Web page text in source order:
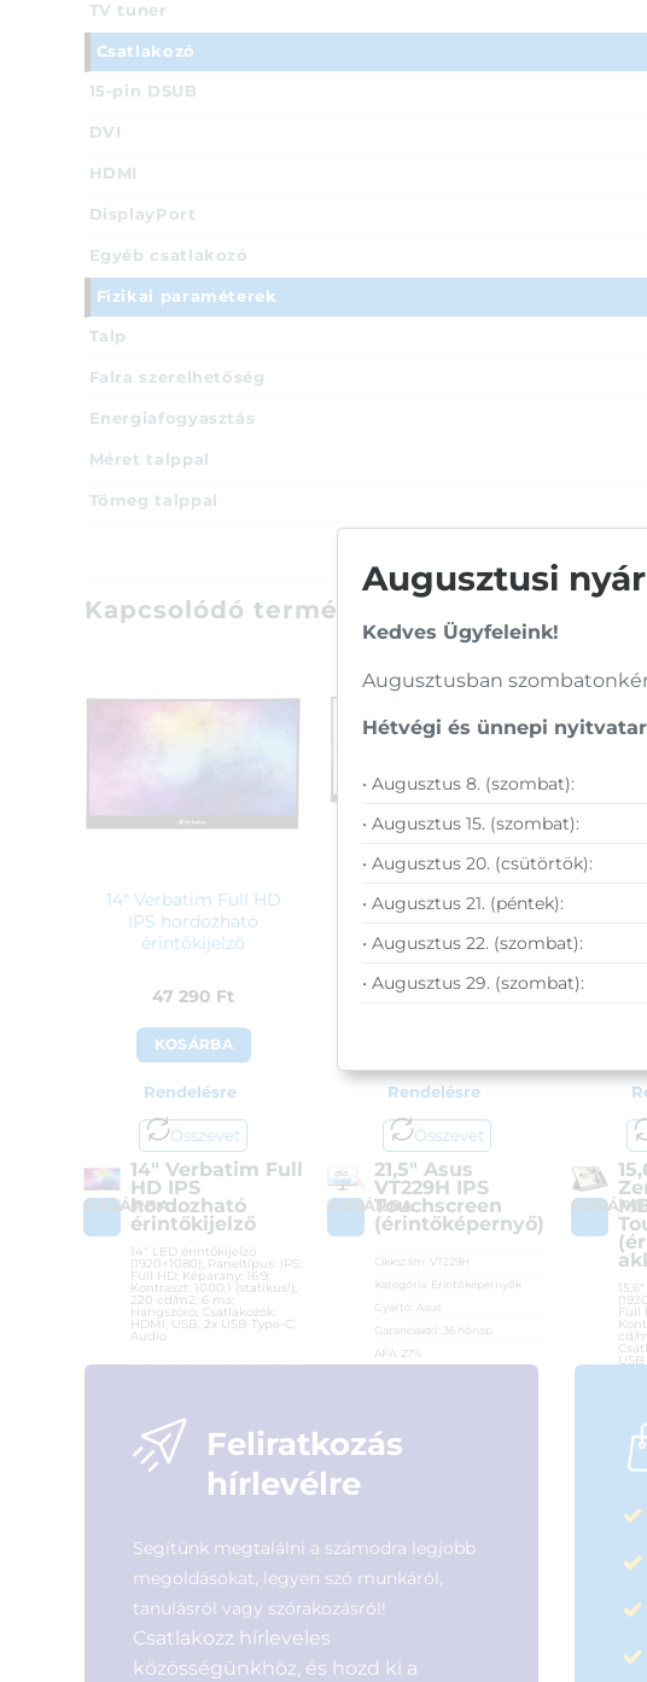
TV tuner
Csatlakozó
15-pin DSUB
DVI
HDMI
DisplayPort
Egyéb csatlakozó
Fizikai paraméterek
Talp
Falra szerelhetőség
Energiafogyasztás
Méret talppal
Tömeg talppal
Kapcsolódó termékek
14″ Verbatim Full HD
IPS hordozható
érintőkijelző
47 290 Ft
KOSÁRBA
Rendelésre
Összevet
KOSÁRBA
14″ Verbatim Full
HD IPS
hordozható
érintőkijelző
14″ LED érintőkijelző
(1920×1080); Paneltípus: IPS;
Full HD; Képarány: 16:9;
Kontraszt: 1000:1 (statikus!);
220 cd/m2; 6 ms;
Hangszóró; Csatlakozók:
HDMI, USB, 2x USB Type-C,
Audio
Verbatim
Garanciaidő:
24 hónap
ÁFA:27%
49428
21,5″ Asus VT229H IPS
(érintőképernyő)
100 990
Rendelésre
Összevet
KOSÁRBA
21,5″ Asus
VT229H IPS
Touchscreen
(érintőképernyő)
Cikkszám: VT229H
Kategória: Érintőképernyők
Gyártó: Asus
Garanciaidő:
36 hónap
ÁFA:
27%
Full
cd/
USB
151
Feliratkozás
hírlevélre
Segítünk megtalálni a számodra legjobb
megoldásokat, legyen szó munkáról,
tanulásról vagy szórakozásról!
Csatlakozz hírleveles
közösségünkhöz, és hozd ki a
Augusztusi
Kedves Ügyfeleink!
Augusztusban
Hétvégi és ünnepi
• Augusztus 8. (szombat):
• Augusztus 15. (szombat):
• Augusztus 20. (csütörtök):
• Augusztus 21. (péntek):
• Augusztus 22. (szombat):
• Augusztus 29. (szombat):